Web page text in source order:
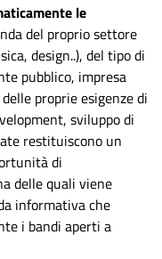
le
del proprio settore
design..), del tipo di
pubblico, impresa
proprie esigenze di
sviluppo di
restituiscono un
di
delle quali viene
informativa che
i bandi aperti a